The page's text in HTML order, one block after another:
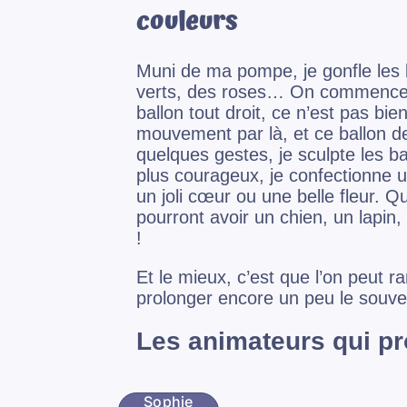
couleurs
Muni de ma pompe, je gonfle
verts, des roses… On
ballon tout droit, ce n’est pas
mouvement par là, et ce ballon
quelques gestes, je sculpte les
plus courageux, je confectionne
un joli cœur ou une belle fleur.
pourront avoir un chien, un
!
Et le mieux, c’est que l’on peut
prolonger encore un peu le
Les animateurs qui
Sophie